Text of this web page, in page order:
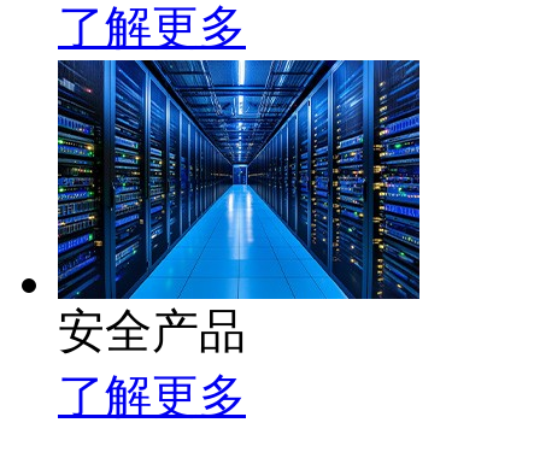
了解更多
安全产品
了解更多